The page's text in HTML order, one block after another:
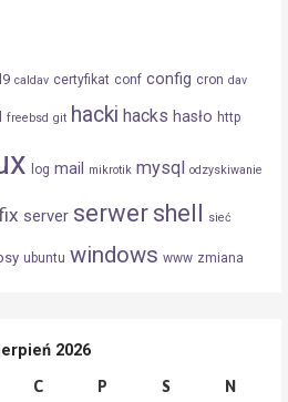
caldav certyfikat conf config cron dav
freebsd git hacki hacks hasło http
log mail mikrotik mysql odzyskiwanie
server serwer shell sieć
ubuntu windows www zmiana
2026
C P S N